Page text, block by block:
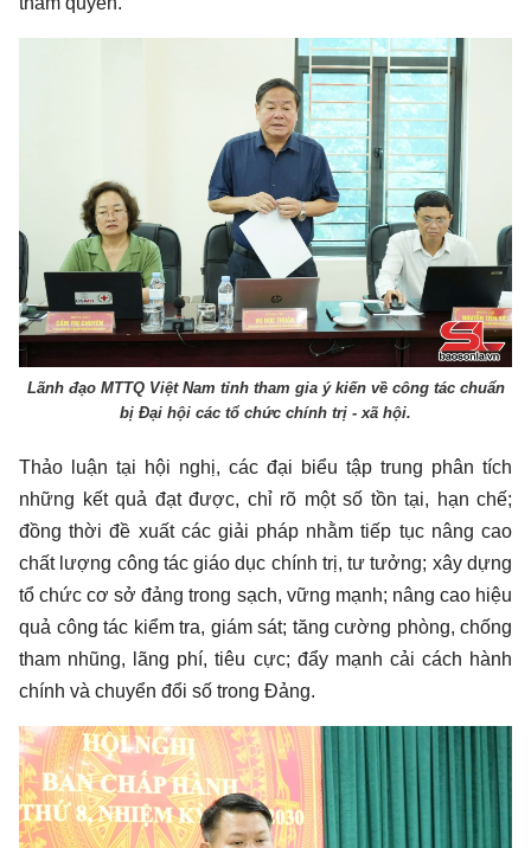
Lãnh đạo MTTQ Việt Nam tỉnh tham gia ý kiến về công tác chuẩn
bị Đại hội các tổ chức chính trị - xã hội.
Thảo luận tại hội nghị, các đại biểu tập trung phân tích
những kết quả đạt được, chỉ rõ một số tồn tại, hạn chế;
đồng thời đề xuất các giải pháp nhằm tiếp tục nâng cao
chất lượng công tác giáo dục chính trị, tư tưởng; xây dựng
tổ chức cơ sở đảng trong sạch, vững mạnh; nâng cao hiệu
quả công tác kiểm tra, giám sát; tăng cường phòng, chống
tham nhũng, lãng phí, tiêu cực; đẩy mạnh cải cách hành
chính và chuyển đổi số trong Đảng.